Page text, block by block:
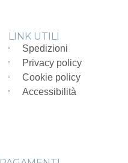
LINK UTILI
Spedizioni
Privacy policy
Cookie policy
Accessibilità